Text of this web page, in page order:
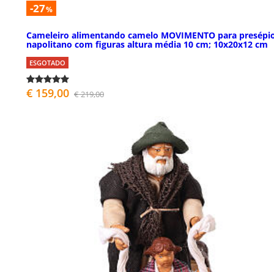
-27%
Cameleiro alimentando camelo MOVIMENTO para
napolitano com figuras altura média 10 cm; 10x20x12 cm
ESGOTADO
€ 159,00 € 219,00